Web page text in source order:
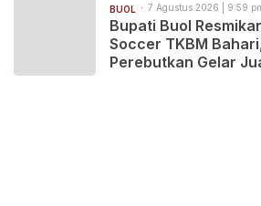
BUOL 7 Agustus 2026 | 9:59
Bupati Buol
Soccer TKBM
Perebutkan Gelar